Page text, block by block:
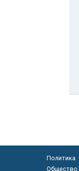
Политика
Общество